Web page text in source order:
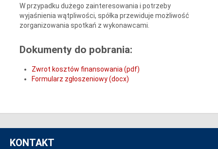
W przypadku dużego zainteresowania i potrzeby
wyjaśnienia wątpliwości, spółka przewiduje możliwość
zorganizowania spotkań z wykonawcami.
Dokumenty do pobrania:
Zwrot kosztów finansowania (pdf)
Formularz zgłoszeniowy (docx)
KONTAKT